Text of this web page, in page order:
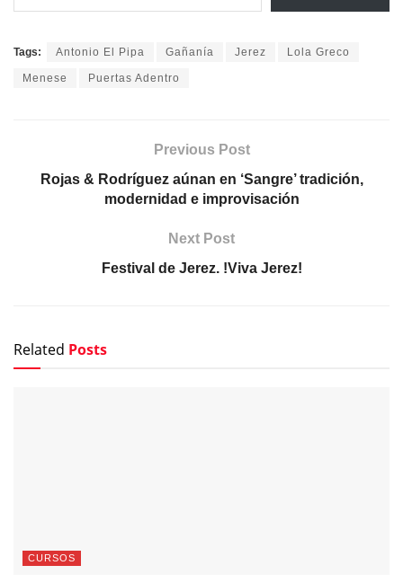
Tags: Antonio El Pipa Gañanía Jerez Lola Greco
Menese Puertas Adentro
Previous Post
Rojas & Rodríguez aúnan en ‘Sangre’ tradición,
modernidad e improvisación
Next Post
Festival de Jerez. !Viva Jerez!
Related Posts
CURSOS